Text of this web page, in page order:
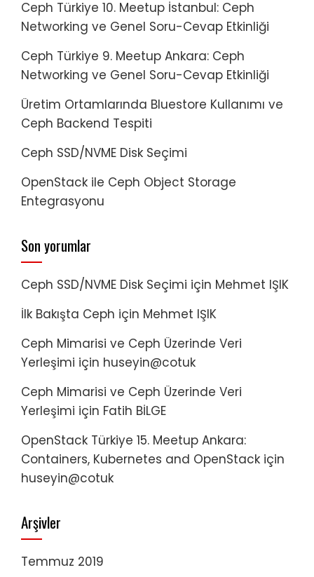
Ceph Türkiye 10. Meetup İstanbul: Ceph
Networking ve Genel Soru-Cevap Etkinliği
Ceph Türkiye 9. Meetup Ankara: Ceph
Networking ve Genel Soru-Cevap Etkinliği
Üretim Ortamlarında Bluestore Kullanımı ve
Ceph Backend Tespiti
Ceph SSD/NVME Disk Seçimi
OpenStack ile Ceph Object Storage
Entegrasyonu
Son yorumlar
Ceph SSD/NVME Disk Seçimi için Mehmet IŞIK
İlk Bakışta Ceph için Mehmet IŞIK
Ceph Mimarisi ve Ceph Üzerinde Veri
Yerleşimi için huseyin@cotuk
Ceph Mimarisi ve Ceph Üzerinde Veri
Yerleşimi için Fatih BİLGE
OpenStack Türkiye 15. Meetup Ankara:
Containers, Kubernetes and OpenStack için
huseyin@cotuk
Arşivler
Temmuz 2019